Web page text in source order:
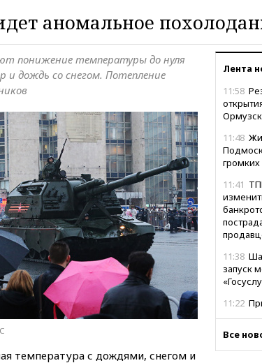
аномальное
Лента
11:58
11:48
11:41
11:38
запуск
11:22
11:19
Все
понижение температуры до нуля
и дождь со снегом. Потепление
температура с дождями, снегом и